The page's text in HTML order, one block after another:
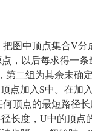
图中顶点集合V
，以后每求得一
二组为其余未确
点加入S中。在加
顶点的最短路径
长度，U中的顶点